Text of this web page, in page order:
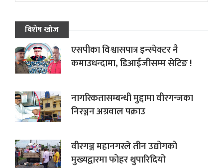
विशेष खोज
एसपीका विश्वासपात्र इन्स्पेक्टर नै
कमाउधन्दामा, डिआईजीसम्म सेटिङ !
नागरिकतासम्बन्धी मुद्दामा वीरगन्जका
निरञ्जन अग्रवाल पक्राउ
वीरगञ्ज महानगरले तीन उद्योगको
मुख्यद्वारमा फोहर थुपारिदियो